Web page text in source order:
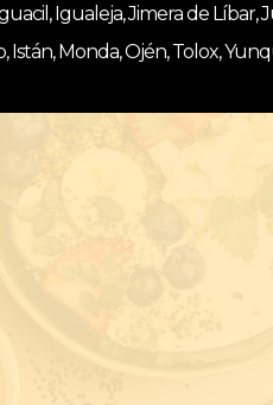
Igualeja, Jimera de
Istán, Monda, Ojén, Tolox,